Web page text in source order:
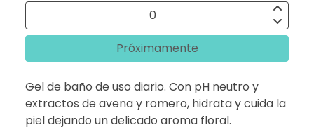
Próximamente
Gel de baño de uso diario. Con pH neutro y
extractos de avena y romero, hidrata y cuida la
piel dejando un delicado aroma floral.